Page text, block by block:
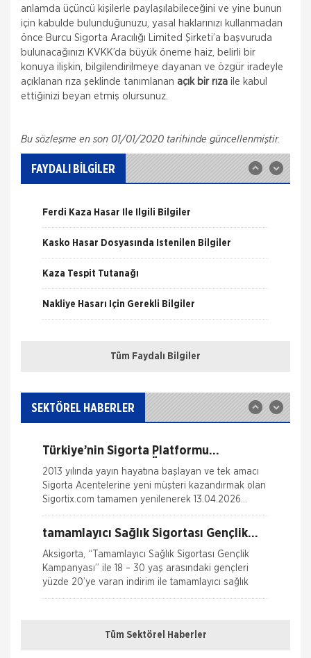
anlamda üçüncü kişilerle paylaşılabileceğini ve yine bunun
için kabulde bulunduğunuzu, yasal haklarınızı kullanmadan
önce Burcu Sigorta Aracılığı Limited Şirketi’a başvuruda
bulunacağınızı KVKK’da büyük öneme haiz, belirli bir
konuya ilişkin, bilgilendirilmeye dayanan ve özgür iradeyle
açıklanan rıza şeklinde tanımlanan açık bir rıza ile kabul
ettiğinizi beyan etmiş olursunuz.
Bu sözleşme en son 01/01/2020 tarihinde güncellenmiştir.
FAYDALI BİLGİLER
Nakliye Hasarı İçin Gerekli Bilgiler
Trafik Hasarı için Gerekli Bilgiler
Yangın Hasarı ile ilgili Bilgiler
Ferdi Kaza Hasar İle İlgili Bilgiler
Kasko Hasar Dosyasında İstenilen Bilgiler
Kaza Tespit Tutanağı
Nakliye Hasarı İçin Gerekli Bilgiler
Yangın Hasarı ile ilgili Bilgiler
Kasko Hasar Dosyasında İstenilen Bilgiler
Kaza Tespit Tutanağı
Nakliye Hasarı İçin Gerekli Bilgiler
Tüm Faydalı Bilgiler
SEKTÖREL HABERLER
Fare Kasko Kapsamında
Sigorta şirketleri ile sigortalılar arasındaki
uyuşmazlıkları çözen Sigorta Tahkim Komisyonu,
ile yayına başlamıştır. Müşterileri Sigorta Acentelerini
Türkiye’nin Sigorta Platformu
Sigortix.com 2000 Üye Sigorta
Acentesi ile Yenilendi
2013 yılında yayın hayatına başlayan ve tek amacı
Sigorta Acentelerine yeni müşteri kazandırmak olan
Sigortix.com tamamen yenilenerek 13.04.2026
tarihinde yüksek teknolojik altyapıs
tamamlayıcı Sağlık Sigortası Gençlik
Kampanyası
Aksigorta, “Tamamlayıcı Sağlık Sigortası Gençlik
Kampanyası” ile 18 – 30 yaş arasındaki gençleri
yüzde 20’ye varan indirim ile tamamlayıcı sağlık
zenginmisiniz
Araçların ve onarım maliyetlerinin bu kadar yüksek
Tüm Sektörel Haberler